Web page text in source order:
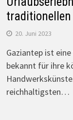
20. Juni 2023
Gaziantep ist
bekannt für ihre
reichhaltigsten…